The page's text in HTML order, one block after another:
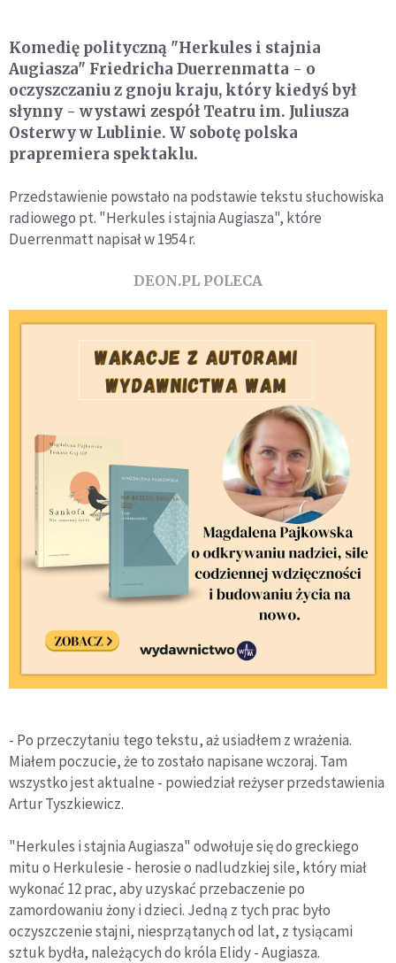
Komedię polityczną "Herkules i stajnia
Augiasza" Friedricha Duerrenmatta - o
oczyszczaniu z gnoju kraju, który kiedyś był
słynny - wystawi zespół Teatru im. Juliusza
Osterwy w Lublinie. W sobotę polska
prapremiera spektaklu.
Przedstawienie powstało na podstawie tekstu słuchowiska
radiowego pt. "Herkules i stajnia Augiasza", które
Duerrenmatt napisał w 1954 r.
DEON.PL POLECA
- Po przeczytaniu tego tekstu, aż usiadłem z wrażenia.
Miałem poczucie, że to zostało napisane wczoraj. Tam
wszystko jest aktualne - powiedział reżyser przedstawienia
Artur Tyszkiewicz.
"Herkules i stajnia Augiasza" odwołuje się do greckiego
mitu o Herkulesie - herosie o nadludzkiej sile, który miał
wykonać 12 prac, aby uzyskać przebaczenie po
zamordowaniu żony i dzieci. Jedną z tych prac było
oczyszczenie stajni, niesprzątanych od lat, z tysiącami
sztuk bydła, należących do króla Elidy - Augiasza.